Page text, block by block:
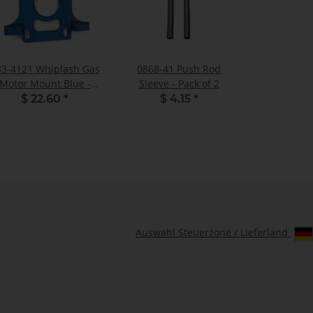
4121 Whiplash Gas
Mount Blue -
Pack of 1
$ 22.60 *
0868-41 Push Rod
Sleeve - Pack of 2
$ 4.15 *
Auswahl Steuerzone / Lieferland